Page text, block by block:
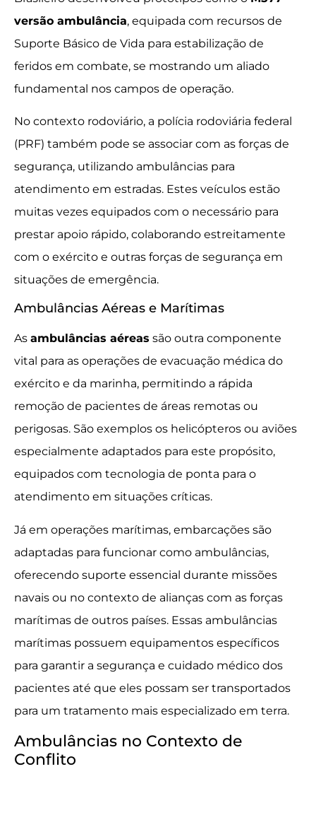
versão ambulância, equipada com recursos de
Suporte Básico de Vida para estabilização de
feridos em combate, se mostrando um aliado
fundamental nos campos de operação.
No contexto rodoviário, a polícia rodoviária federal
(PRF) também pode se associar com as forças de
segurança, utilizando ambulâncias para
atendimento em estradas. Estes veículos estão
muitas vezes equipados com o necessário para
prestar apoio rápido, colaborando estreitamente
com o exército e outras forças de segurança em
situações de emergência.
Ambulâncias Aéreas e Marítimas
As ambulâncias aéreas são outra componente
vital para as operações de evacuação médica do
exército e da marinha, permitindo a rápida
remoção de pacientes de áreas remotas ou
perigosas. São exemplos os helicópteros ou aviões
especialmente adaptados para este propósito,
equipados com tecnologia de ponta para o
atendimento em situações críticas.
Já em operações marítimas, embarcações são
adaptadas para funcionar como ambulâncias,
oferecendo suporte essencial durante missões
navais ou no contexto de alianças com as forças
marítimas de outros países. Essas ambulâncias
marítimas possuem equipamentos específicos
para garantir a segurança e cuidado médico dos
pacientes até que eles possam ser transportados
para um tratamento mais especializado em terra.
Ambulâncias no Contexto de
Conflito